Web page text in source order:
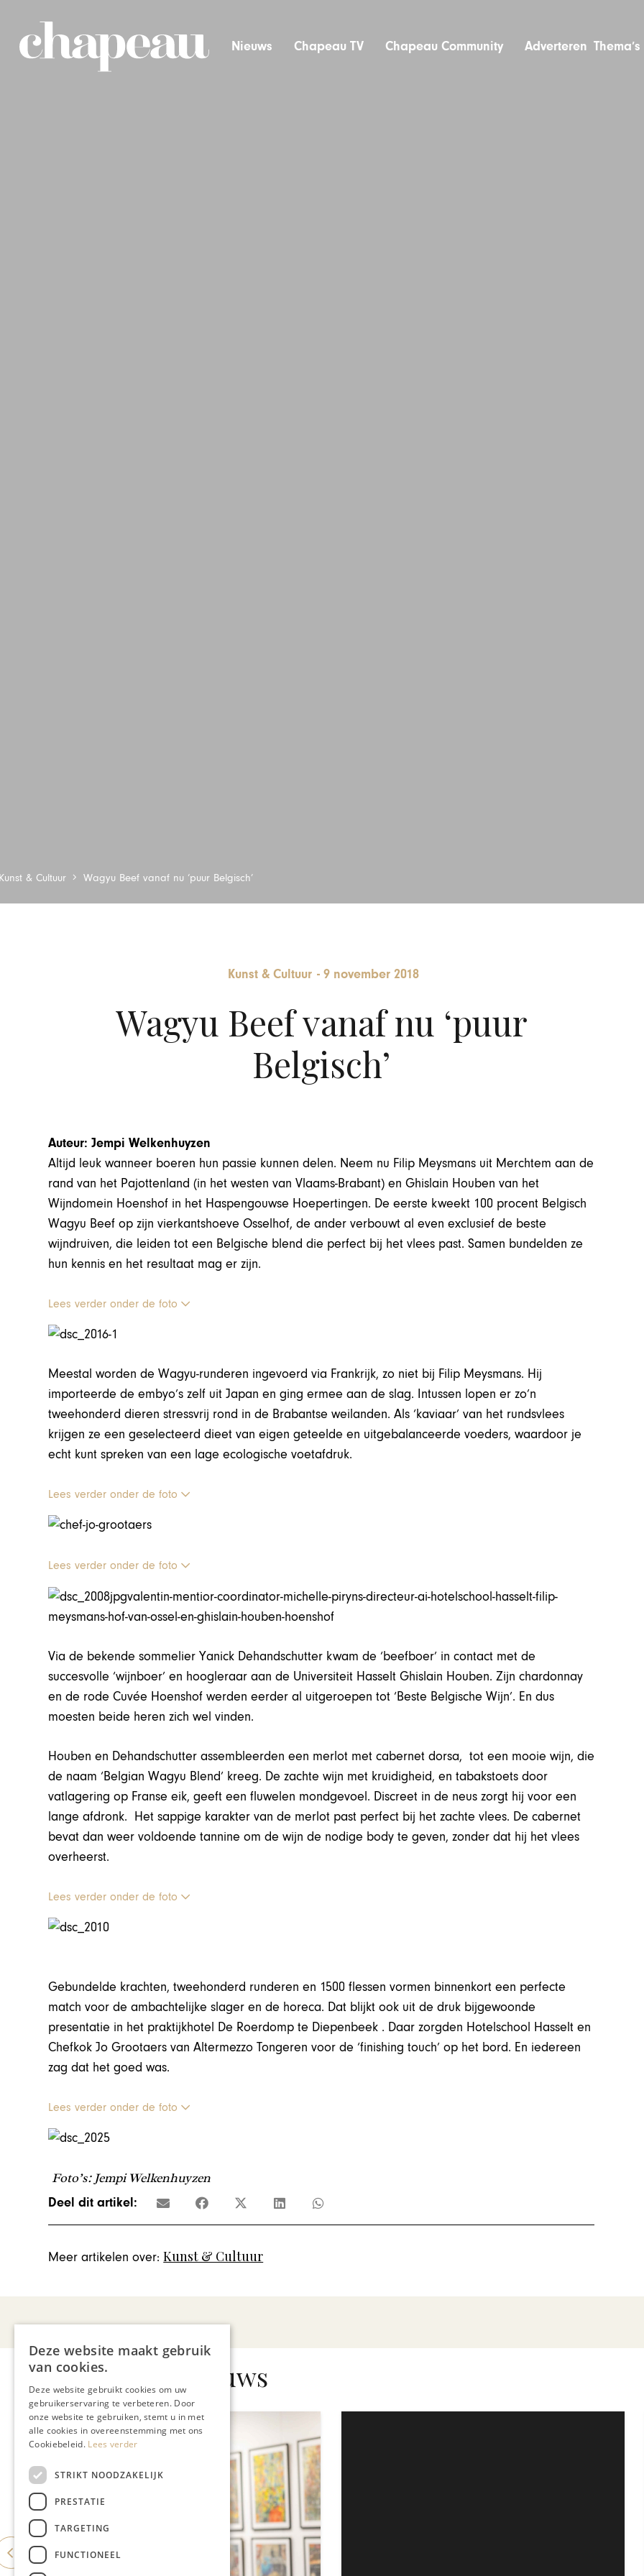
Nieuws Chapeau TV Chapeau Community Adverteren Thema’s
& Cultuur Wagyu Beef vanaf nu ‘puur Belgisch’
Kunst & Cultuur - 9 november 2018
Wagyu Beef vanaf nu ‘puur
Belgisch’
Auteur: Jempi Welkenhuyzen
Altijd leuk wanneer boeren hun passie kunnen delen. Neem nu Filip Meysmans uit Merchtem aan de
rand van het Pajottenland (in het westen van Vlaams-Brabant) en Ghislain Houben van het
Wijndomein Hoenshof in het Haspengouwse Hoepertingen. De eerste kweekt 100 procent Belgisch
Wagyu Beef op zijn vierkantshoeve Osselhof, de ander verbouwt al even exclusief de beste
wijndruiven, die leiden tot een Belgische blend die perfect bij het vlees past. Samen bundelden ze
hun kennis en het resultaat mag er zijn.
Lees verder onder de foto
Meestal worden de Wagyu-runderen ingevoerd via Frankrijk, zo niet bij Filip Meysmans. Hij
importeerde de embyo’s zelf uit Japan en ging ermee aan de slag. Intussen lopen er zo’n
tweehonderd dieren stressvrij rond in de Brabantse weilanden. Als ‘kaviaar’ van het rundsvlees
krijgen ze een geselecteerd dieet van eigen geteelde en uitgebalanceerde voeders, waardoor je
echt kunt spreken van een lage ecologische voetafdruk.
Lees verder onder de foto
Lees verder onder de foto
Via de bekende sommelier Yanick Dehandschutter kwam de ‘beefboer’ in contact met de
succesvolle ‘wijnboer’ en hoogleraar aan de Universiteit Hasselt Ghislain Houben. Zijn chardonnay
en de rode Cuvée Hoenshof werden eerder al uitgeroepen tot ‘Beste Belgische Wijn’. En dus
moesten beide heren zich wel vinden.
Houben en Dehandschutter assembleerden een merlot met cabernet dorsa, tot een mooie wijn, die
de naam ‘Belgian Wagyu Blend’ kreeg. De zachte wijn met kruidigheid, en tabakstoets door
vatlagering op Franse eik, geeft een fluwelen mondgevoel. Discreet in de neus zorgt hij voor een
lange afdronk. Het sappige karakter van de merlot past perfect bij het zachte vlees. De cabernet
bevat dan weer voldoende tannine om de wijn de nodige body te geven, zonder dat hij het vlees
overheerst.
Lees verder onder de foto
Gebundelde krachten, tweehonderd runderen en 1500 flessen vormen binnenkort een perfecte
match voor de ambachtelijke slager en de horeca. Dat blijkt ook uit de druk bijgewoonde
presentatie in het praktijkhotel De Roerdomp te Diepenbeek . Daar zorgden Hotelschool Hasselt en
Chefkok Jo Grootaers van Altermezzo Tongeren voor de ‘finishing touch’ op het bord. En iedereen
zag dat het goed was.
Lees verder onder de foto
Foto’s: Jempi Welkenhuyzen
Deel dit artikel:
Meer artikelen over: Kunst & Cultuur
Gerelateerd nieuws
Deze website maakt gebruik
van cookies.
Deze website gebruikt cookies om uw
gebruikerservaring te verbeteren. Door
onze website te gebruiken, stemt u in met
alle cookies in overeenstemming met ons
Cookiebeleid. Lees verder
STRIKT NOODZAKELIJK
PRESTATIE
TARGETING
FUNCTIONEEL